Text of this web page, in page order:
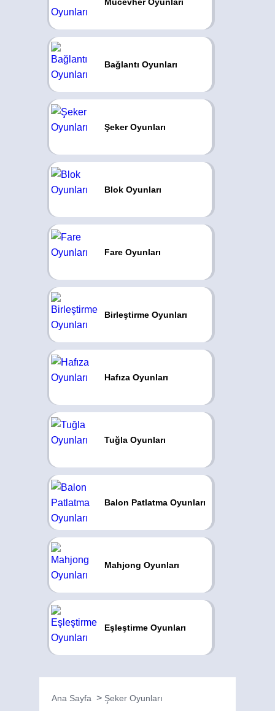
Bağlantı Oyunları
Şeker Oyunları
Blok Oyunları
Fare Oyunları
Birleştirme Oyunları
Hafıza Oyunları
Tuğla Oyunları
Balon Patlatma Oyunları
Mahjong Oyunları
Eşleştirme Oyunları
Ana Sayfa Şeker Oyunları